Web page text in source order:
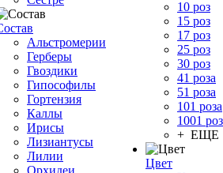
Альстромерии
Герберы
Гвоздики
Гипософилы
Гортензия
Каллы
Ирисы
Лизиантусы
Лилии
Орхидеи
10 роз
15 роз
17 роз
25 роз
30 роз
41 роза
51 роза
101 роза
1001
+ ЕЩЕ
Цвет